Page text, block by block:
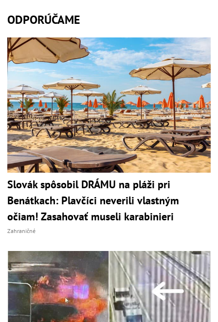
ODPORÚČAME
Slovák spôsobil DRÁMU na pláži pri
Benátkach: Plavčíci neverili vlastným
očiam! Zasahovať museli karabinieri
Zahraničné